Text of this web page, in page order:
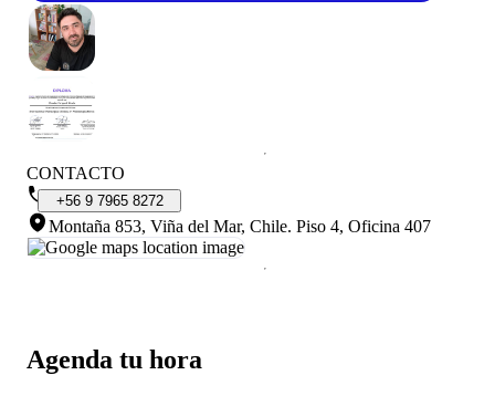
Agenda tu hora
CONTACTO
+56 9 7965 8272
Montaña 853, Viña del Mar, Chile. Piso 4, Oficina 407